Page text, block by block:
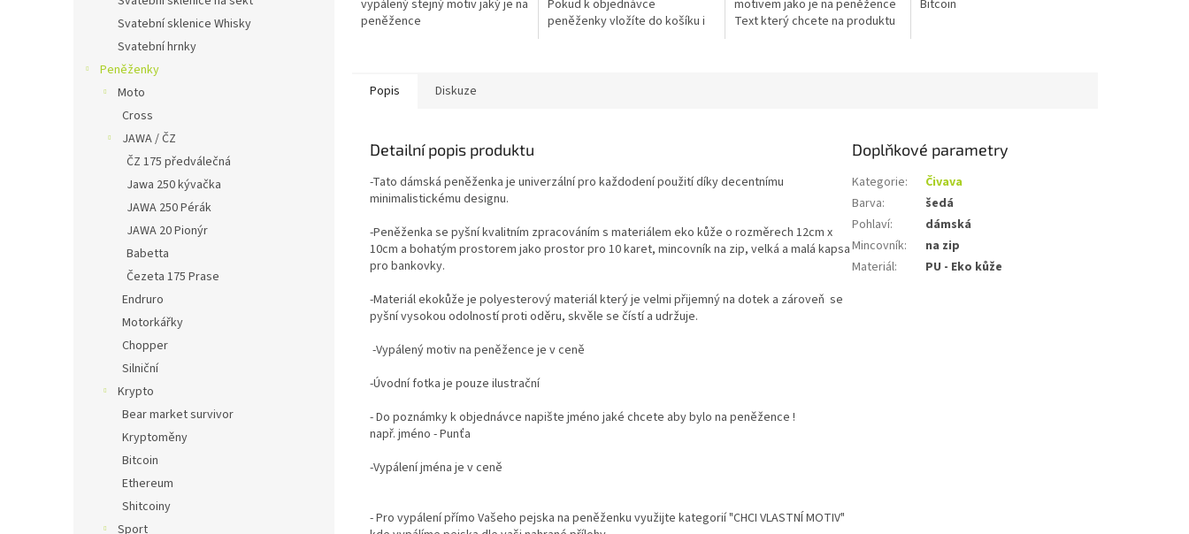
Svatební sklenice Whisky
Svatební hrnky
Peněženky
Moto
Cross
JAWA / ČZ
ČZ 175 předválečná
Jawa 250 kývačka
JAWA 250 Pérák
JAWA 20 Pionýr
Babetta
Čezeta 175 Prase
Endruro
Motorkářky
Chopper
Silniční
Krypto
Bear market survivor
Kryptoměny
Bitcoin
Ethereum
Shitcoiny
Sport
vypálený stejný motiv jaký je na
peněžence
Pokud k objednávce
peněženky vložíte do košíku i
motivem jako je na peněžence
Text který chcete na produktu
Bitcoin
Popis Diskuze
Detailní popis produktu
-Tato dámská peněženka je univerzální pro každodení použití díky decentnímu
minimalistickému designu.
-Peněženka se pyšní kvalitním zpracováním s materiálem eko kůže o rozměrech 12cm x
10cm a bohatým prostorem jako prostor pro 10 karet, mincovník na zip, velká a malá kapsa
pro bankovky.
-Materiál ekokůže je polyesterový materiál který je velmi přijemný na dotek a zároveň se
pyšní vysokou odolností proti oděru, skvěle se čístí a udržuje.
-Vypálený motiv na peněžence je v ceně
-Úvodní fotka je pouze ilustrační
- Do poznámky k objednávce napište jméno jaké chcete aby bylo na peněžence !
např. jméno - Punťa
-Vypálení jména je v ceně
- Pro vypálení přímo Vašeho pejska na peněženku využijte kategorií "CHCI VLASTNÍ MOTIV"
Doplňkové parametry
Kategorie:
Čivava
Barva:
šedá
Pohlaví:
dámská
Mincovník:
na zip
Materiál: PU - Eko kůže